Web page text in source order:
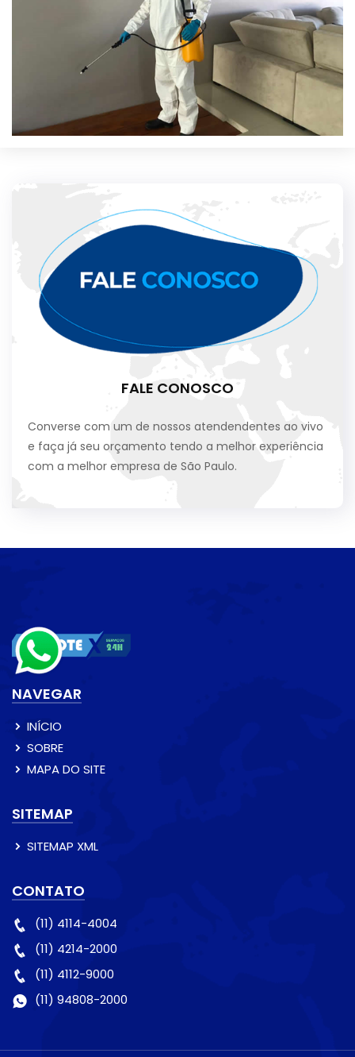
FALE CONOSCO
Converse com um de nossos atendendentes ao vivo
e faça já seu orçamento tendo a melhor experiência
com a melhor empresa de São Paulo.
NAVEGAR
INÍCIO
SOBRE
MAPA DO SITE
SITEMAP
SITEMAP XML
CONTATO
(11) 4114-4004
(11) 4214-2000
(11) 4112-9000
(11) 94808-2000